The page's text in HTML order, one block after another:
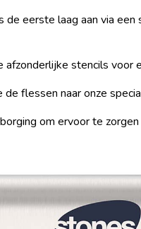
eerste laag aan via
stencils
flessen naar onze
om ervoor te